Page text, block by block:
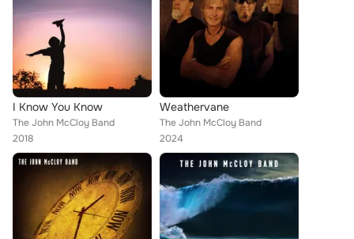
I Know You Know
The John McCloy Band
2018
Weathervane
The John McCloy Band
2024